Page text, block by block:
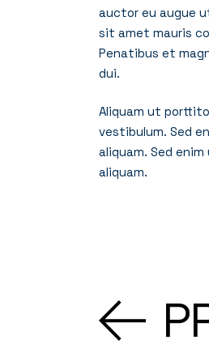
auctor eu augue
sit amet mauris
Penatibus et
dui.
Aliquam ut
vestibulum. Sed
aliquam. Sed
aliquam.